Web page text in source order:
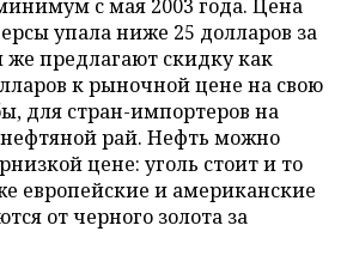
с мая 2003 года. Цена
упала ниже 25 долларов за
же предлагают скидку как
к рыночной цене на свою
для стран-импортеров на
рай. Нефть можно
цене: уголь стоит и то
европейские и американские
от черного золота за